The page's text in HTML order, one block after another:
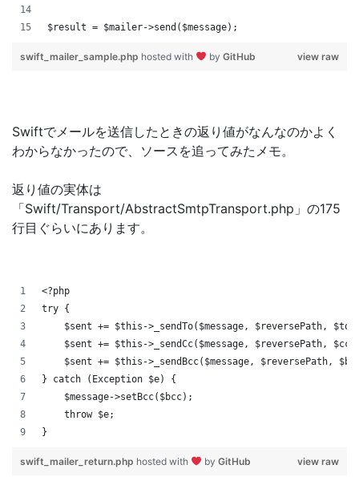
$result = $mailer->send($message);
view raw
swift_mailer_sample.php hosted with by GitHub
Swiftでメールを送信したときの返り値がなんなのかよく
わからなかったので、ソースを追ってみたメモ。
返り値の実体は
「Swift/Transport/AbstractSmtpTransport.php」の175
行目ぐらいにあります。
<?php
try {
$sent += $this->_sendTo($message, $reversePath,
$sent += $this->_sendCc($message, $reversePath,
$sent += $this->_sendBcc($message, $reversePath,
} catch (Exception $e) {
    $message->setBcc($bcc);
    throw $e;
}
view raw
swift_mailer_return.php hosted with by GitHub